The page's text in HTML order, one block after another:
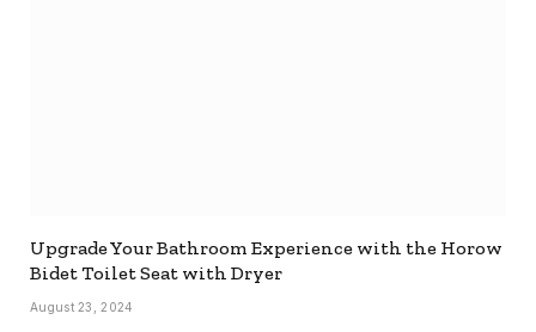
Upgrade Your Bathroom Experience with the Horow
Bidet Toilet Seat with Dryer
August 23, 2024